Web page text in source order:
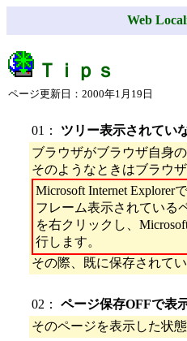
Web
Ｔｉｐｓ
ページ更新日：2000年1月19日
01：
ツリー表示されてい
ブラウザがブラウザ自身
そのようなときはブラウ
Microsoft Internet
フレーム表示されている
を右クリックし、
行します。
その際、既に保存されて
02：
ページ保存OFFで表
そのページを表示した状